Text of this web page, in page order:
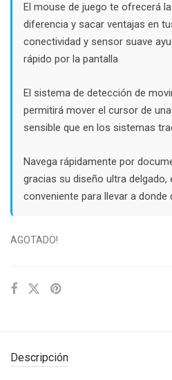
El mouse de juego te ofrecerá
diferencia y sacar ventajas en
conectividad y sensor suave
rápido por la pantalla
El sistema de detección de
permitirá mover el cursor de
sensible que en los sistemas
Navega rápidamente por
gracias su diseño ultra delgado,
conveniente para llevar a donde
AGOTADO!
Descripción